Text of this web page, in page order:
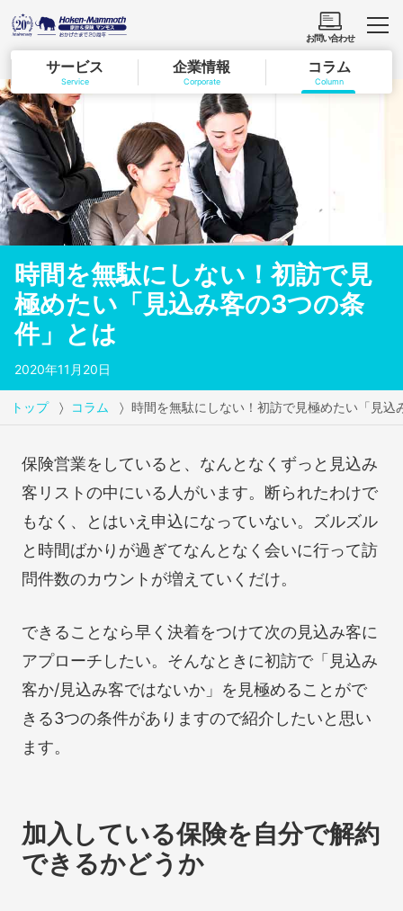
サービス
Service
企業情報
Corporate
コラム
Column
お問い合わせ
時間を無駄にしない！初訪で見
極めたい「見込み客の3つの条
件」とは
2020年11月20日
トップ コラム 時間を無駄にしない！初訪で見極めたい「見込
保険営業をしていると、なんとなくずっと見込み
客リストの中にいる人がいます。断られたわけで
もなく、とはいえ申込になっていない。ズルズル
と時間ばかりが過ぎてなんとなく会いに行って訪
問件数のカウントが増えていくだけ。
できることなら早く決着をつけて次の見込み客に
アプローチしたい。そんなときに初訪で「見込み
客か/見込み客ではないか」を見極めることがで
きる3つの条件がありますので紹介したいと思い
ます。
加入している保険を自分で解約
できるかどうか